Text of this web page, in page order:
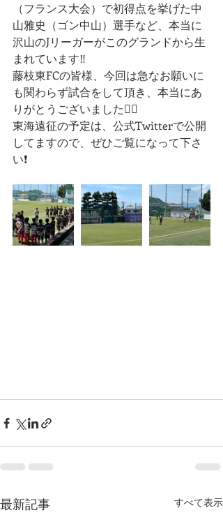
（フランス大会）で初得点を挙げた中
山雅史（ゴン中山）選手など、本当に
沢山のJリーガーがこのグランドから生
まれています‼︎
藤枝東FCの皆様、今回は急なお願いに
も関わらず試合をして頂き、本当にあ
りがとうございました🙇‍♂️
東海遠征の予定は、公式Twitterで公開
してますので、ぜひご覧になって下さ
い❗️
最新記事 すべて表示